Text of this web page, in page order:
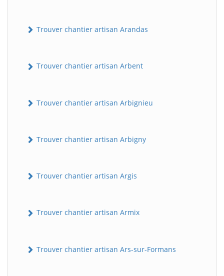
Trouver chantier artisan Arandas
Trouver chantier artisan Arbent
Trouver chantier artisan Arbignieu
Trouver chantier artisan Arbigny
Trouver chantier artisan Argis
Trouver chantier artisan Armix
Trouver chantier artisan Ars-sur-Formans